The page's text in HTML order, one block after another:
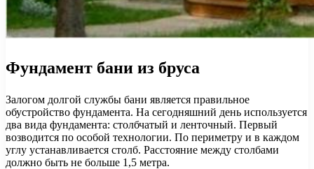
Фундамент бани из бруса
Залогом долгой службы бани является правильное
обустройство фундамента. На сегодняшний день используется
два вида фундамента: столбчатый и ленточный. Первый
возводится по особой технологии. По периметру и в каждом
углу устанавливается столб. Расстояние между столбами
должно быть не больше 1,5 метра.